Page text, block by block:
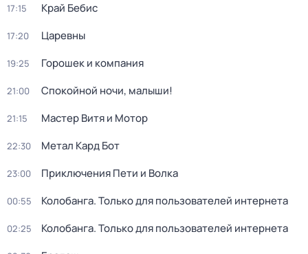
17:15 Край Бебис
17:20 Царевны
19:25 Горошек и компания
21:00 Спокойной ночи, малыши!
21:15 Мастер Витя и Мотор
22:30 Метал Кард Бот
23:00 Приключения Пети и Волка
00:55 Колобанга. Только для пользователей интернета
02:25 Колобанга. Только для пользователей интернета